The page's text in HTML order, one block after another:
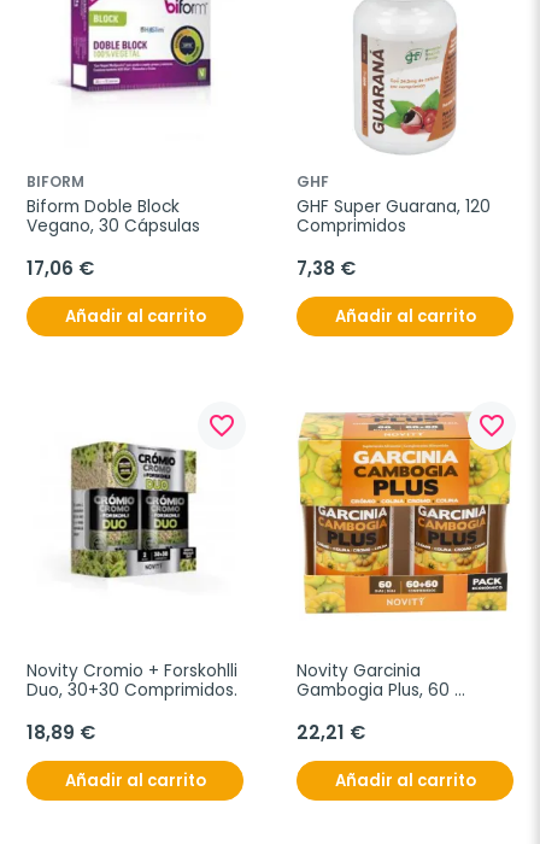
BIFORM
Biform Doble Block
Vegano, 30 Cápsulas
17,06 €
Añadir al carrito
GHF
GHF Super Guarana, 120
Comprimidos
7,38 €
Añadir al carrito
favorite_border
Novity Cromio + Forskohlli
Duo, 30+30 Comprimidos.
18,89 €
Añadir al carrito
favorite_border
Novity Garcinia
Gambogia Plus, 60
(Pack de 60+60)
22,21 €
Añadir al carrito